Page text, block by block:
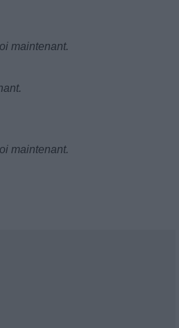
maintenant.
maintenant.